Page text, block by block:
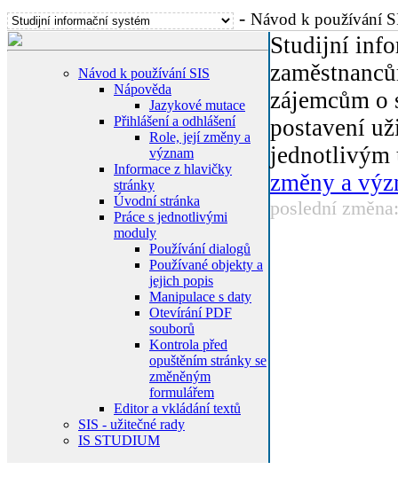
- Návod k používání
Návod k používání SIS
Nápověda
Jazykové mutace
Přihlášení a odhlášení
Role, její změny a
význam
Informace z hlavičky
stránky
Úvodní stránka
Práce s jednotlivými
moduly
Používání dialogů
Používané objekty a
jejich popis
Manipulace s daty
Otevírání PDF
souborů
Kontrola před
opuštěním stránky se
změněným
formulářem
Editor a vkládání textů
SIS - užitečné rady
IS STUDIUM
Studijní
zájemcům
postavení
jednotlivým
změny a
poslední